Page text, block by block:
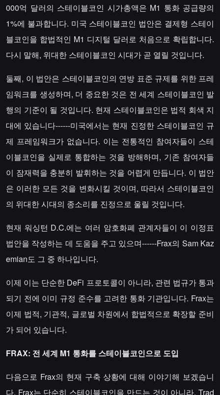
000억 달러의 스테이블코인 시가총액은 M1 통화 공급량의
1%에 불과합니다. 미국 스테이블코인 법안은 결제형 스테이
블코인을 합법적인 M1 디지털 달러로 처음으로 확립합니다.
다시 말해, 위대한 스테이블코인 시대가 곧 열릴 것입니다.
둘째, 이 법안은 스테이블코인의 연방 표준 규제를 위한 프레
임워크를 생성하며, 더 중요한 것은 전 세계 스테이블코인 발
행의 기준이 될 것입니다. 현재 스테이블코인은 법적 회색 지
대에 있습니다------미국에서는 현재 진정한 스테이블코인 규
제 프레임워크가 없습니다. 이는 전통적인 참여자들이 스테
이블코인을 실제로 통합하는 것을 방해하며, 기존 참여자들
이 잠재력을 충분히 발휘하는 것을 어렵게 만듭니다. 이 법안
은 이러한 모든 것을 변화시킬 것이며, 따라서 스테이블코인
의 위대한 시대의 종소리를 진정으로 울릴 것입니다.
현재 워싱턴 D.C.에는 여러 암호화폐 관계자들이 이 이정표
법안을 작성하는 데 도움을 주고 있으며------Frax의 Sam Kaz
emian도 그 중 하나입니다.
이제 이는 단순한 DeFi 프로토콜이 아니라, 관련 법규가 통과
되기 전에 이미 규정 준수를 고려한 통화 기관입니다. Frax는
이제 법적, 기관적, 글로벌 차원에서 합법적으로 확장할 준비
가 되어 있습니다.
FRAX: 전 세계 M1 통화를 스테이블코인으로 도입
다음으로 Frax의 현재 구축 상황에 대해 이야기해 보겠습니
다. Frax는 단순히 스테이블코인을 만드는 것이 아니라, Trad